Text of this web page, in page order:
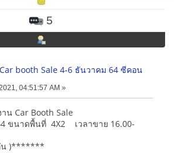
5
booth Sale 4-6 ธันวาคม 64 ซีคอน
04:51:57 AM »
น Car Booth Sale
ขนาดพื้นที่ 4X2 เวลาขาย 16.00-
น )*******